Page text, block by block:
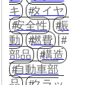
キ
タイヤ
安全性
振
動
燃費
部品
構造
自動車部